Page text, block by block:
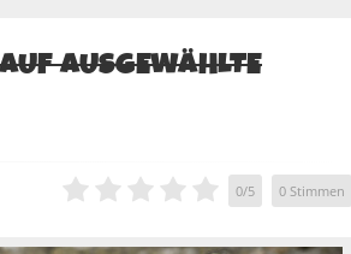
AUSGEWÄHLTE
0/5 0Stimmen